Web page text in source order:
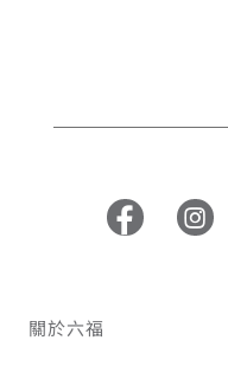
關於六福